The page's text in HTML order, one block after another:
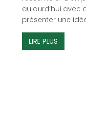
aujourd’hui avec
présenter une
LIRE PLUS